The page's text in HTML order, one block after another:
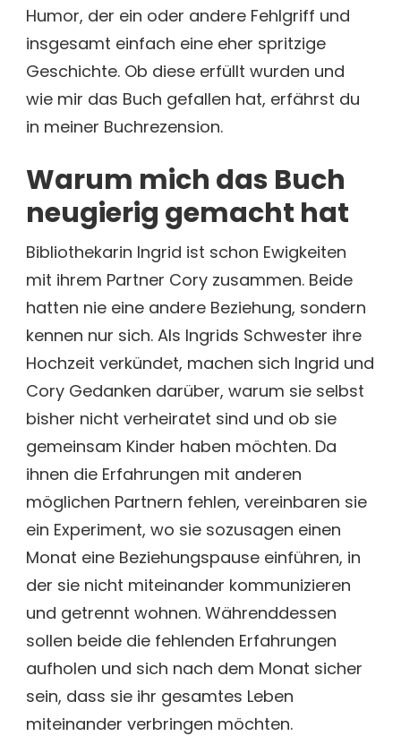
Humor, der ein oder andere Fehlgriff und
insgesamt einfach eine eher spritzige
Geschichte. Ob diese erfüllt wurden und
wie mir das Buch gefallen hat, erfährst du
in meiner Buchrezension.
Warum mich das Buch
neugierig gemacht hat
Bibliothekarin Ingrid ist schon Ewigkeiten
mit ihrem Partner Cory zusammen. Beide
hatten nie eine andere Beziehung, sondern
kennen nur sich. Als Ingrids Schwester ihre
Hochzeit verkündet, machen sich Ingrid und
Cory Gedanken darüber, warum sie selbst
bisher nicht verheiratet sind und ob sie
gemeinsam Kinder haben möchten. Da
ihnen die Erfahrungen mit anderen
möglichen Partnern fehlen, vereinbaren sie
ein Experiment, wo sie sozusagen einen
Monat eine Beziehungspause einführen, in
der sie nicht miteinander kommunizieren
und getrennt wohnen. Währenddessen
sollen beide die fehlenden Erfahrungen
aufholen und sich nach dem Monat sicher
sein, dass sie ihr gesamtes Leben
miteinander verbringen möchten.